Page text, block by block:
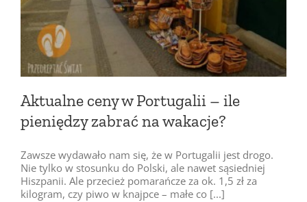
Aktualne ceny w Portugalii – ile
pieniędzy zabrać na wakacje?
Zawsze wydawało nam się, że w Portugalii jest drogo.
Nie tylko w stosunku do Polski, ale nawet sąsiedniej
Hiszpanii. Ale przecież pomarańcze za ok. 1,5 zł za
kilogram, czy piwo w knajpce – małe co [...]